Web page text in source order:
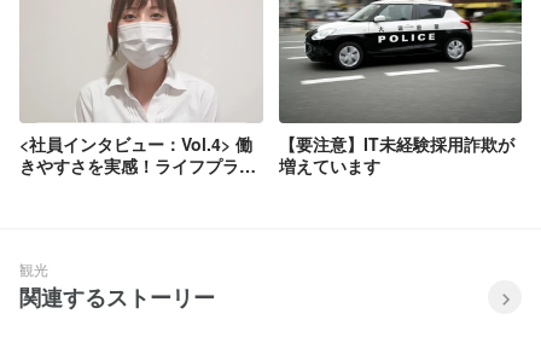
<社員インタビュー：Vol.4> 働
きやすさを実感！ライフプラン
【要注意】IT未経験採用詐欺が
増えています
観光
関連するストーリー